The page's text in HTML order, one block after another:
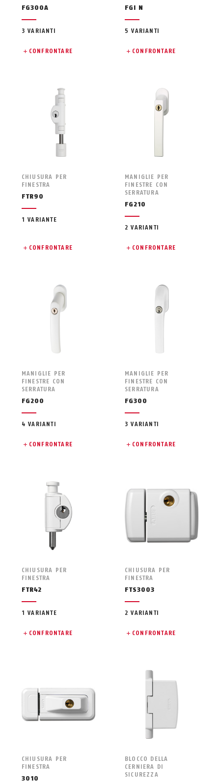
FG300A
3 VARIANTI
CONFRONTARE
FGI N
5 VARIANTI
CONFRONTARE
CHIUSURA PER
FINESTRA
FTR90
1 VARIANTE
CONFRONTARE
MANIGLIE PER
FINESTRE CON
SERRATURA
FG210
2 VARIANTI
CONFRONTARE
MANIGLIE PER
FINESTRE CON
SERRATURA
FG200
4 VARIANTI
CONFRONTARE
MANIGLIE PER
FINESTRE CON
SERRATURA
FG300
3 VARIANTI
CONFRONTARE
CHIUSURA PER
FINESTRA
FTR42
1 VARIANTE
CONFRONTARE
CHIUSURA PER
FINESTRA
FTS3003
2 VARIANTI
CONFRONTARE
CHIUSURA PER
FINESTRA
3010
BLOCCO DELLA
CERNIERA DI
SICUREZZA